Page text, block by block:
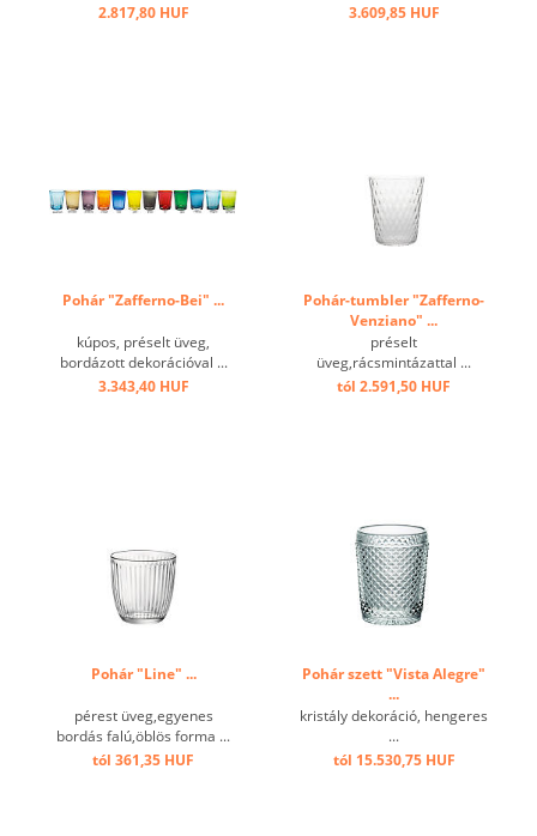
2.817,80 HUF
3.609,85 HUF
Pohár "Zafferno-Bei" ...
kúpos, préselt üveg,
bordázott dekorációval ...
3.343,40 HUF
Pohár-tumbler "Zafferno-
Venziano" ...
préselt
üveg,rácsmintázattal ...
tól 2.591,50 HUF
Pohár "Line" ...
pérest üveg,egyenes
bordás falú,öblös forma ...
tól 361,35 HUF
Pohár szett "Vista Alegre"
...
kristály dekoráció, hengeres
...
tól 15.530,75 HUF